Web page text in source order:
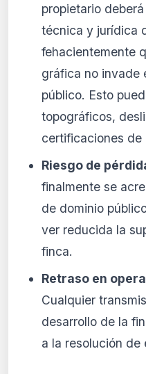
propietario
técnica y jurídica
fehacientemente
gráfica no invade
público. Esto
topográficos,
certificaciones de
Riesgo de
finalmente se
de dominio
ver reducida la
finca.
Retraso en
Cualquier
desarrollo de la
a la resolución de